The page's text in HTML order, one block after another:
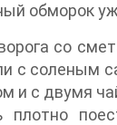
обморок
со
с соленым
и с двумя
плотно